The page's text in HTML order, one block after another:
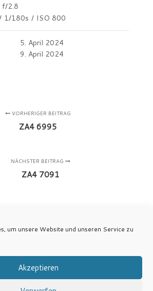
um unsere Website und unseren Service zu
Akzeptieren
f/2.8
1/180s / ISO 800
5. April 2024
9. April 2024
VORHERIGER BEITRAG
ZA4 6995
NÄCHSTER BEITRAG
ZA4 7091